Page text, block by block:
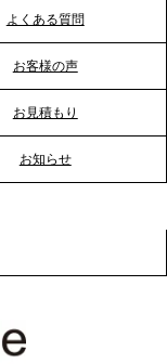
よくある質問
お客様の声
お見積もり
お知らせ